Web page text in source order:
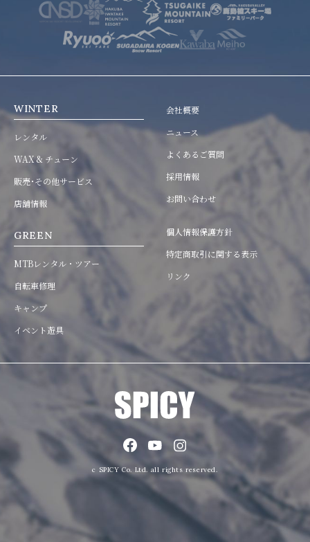
WINTER
レンタル
WAX & チューン
販売･その他サービス
店舗情報
GREEN
MTBレンタル・ツアー
自転車修理
キャンプ
イベント遊具
会社概要
ニュース
よくあるご質問
採用情報
お問い合わせ
個人情報保護方針
特定商取引に関する表示
リンク
c SPICY Co. Ltd. all rights reserved.